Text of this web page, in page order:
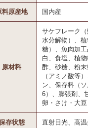
料原産地 国内産
原材料
サケフレーク
水分解物）、
糖）、魚肉加
白、食塩、植
酢、砂糖、粉
（アミノ酸等
ン、保存料（
6）、膨張剤、
卵・さけ・大豆
存状態 直射日光、高温